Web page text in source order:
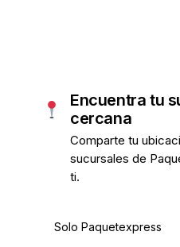
Encuentra tu
cercana
Comparte tu
sucursales de
ti.
Solo Paquetexpress